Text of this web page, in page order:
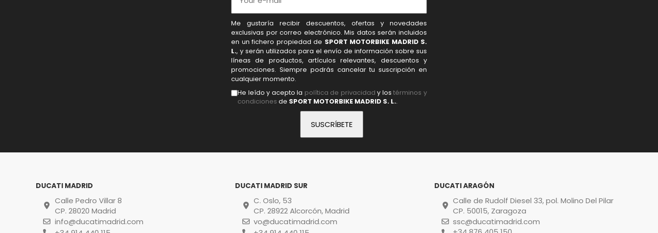
Me gustaría recibir descuentos, ofertas y novedades
exclusivas por correo electrónico. Mis datos serán incluidos
en un fichero propiedad de SPORT MOTORBIKE MADRID S.
L., y serán utilizados para el envío de información sobre sus
líneas de productos, artículos relevantes, descuentos y
promociones. Siempre podrás cancelar tu suscripción en
cualquier momento.
He leído y acepto la política de privacidad y lostérminos y
condiciones de SPORT MOTORBIKE MADRID S. L..
DUCATI MADRID
Calle Pedro Villar 8
CP. 28020 Madrid
info@ducatimadrid.com
DUCATI MADRID SUR
C. Oslo, 53
CP. 28922 Alcorcón, Madrid
vo@ducatimadrid.com
DUCATI ARAGÓN
Calle de Rudolf Diesel 33, pol. Molino Del Pilar
CP. 50015, Zaragoza
ssc@ducatimadrid.com